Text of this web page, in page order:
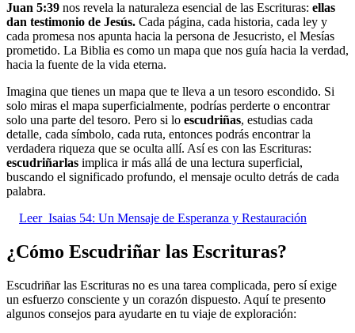
Juan 5:39 nos revela la naturaleza esencial de las Escrituras: ellas
dan testimonio de Jesús. Cada página, cada historia, cada ley y
cada promesa nos apunta hacia la persona de Jesucristo, el Mesías
prometido. La Biblia es como un mapa que nos guía hacia la verdad,
hacia la fuente de la vida eterna.
Imagina que tienes un mapa que te lleva a un tesoro escondido. Si
solo miras el mapa superficialmente, podrías perderte o encontrar
solo una parte del tesoro. Pero si lo escudriñas, estudias cada
detalle, cada símbolo, cada ruta, entonces podrás encontrar la
verdadera riqueza que se oculta allí. Así es con las Escrituras:
escudriñarlas implica ir más allá de una lectura superficial,
buscando el significado profundo, el mensaje oculto detrás de cada
palabra.
Leer Isaias 54: Un Mensaje de Esperanza y Restauración
¿Cómo Escudriñar las Escrituras?
Escudriñar las Escrituras no es una tarea complicada, pero sí exige
un esfuerzo consciente y un corazón dispuesto. Aquí te presento
algunos consejos para ayudarte en tu viaje de exploración: